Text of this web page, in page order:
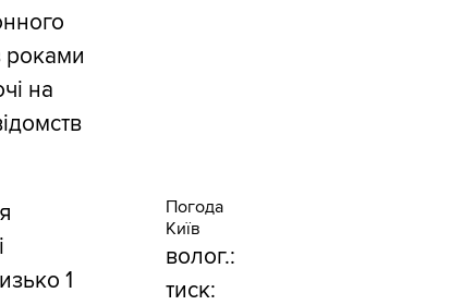
роками
на
1
Погода
Київ
волог.:
тиск: